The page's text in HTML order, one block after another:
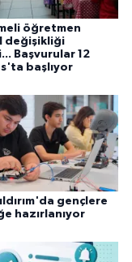
öğretmen
değişikliği
Başvurular 12
başlıyor
gençlere
hazırlanıyor